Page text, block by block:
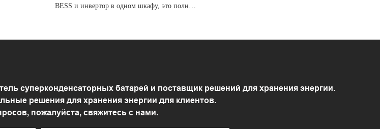
BESS и инвертор в одном шкафу, это полная
суперконденсаторных батарей и поставщик решений для хранения энергии.
решения для хранения энергии для клиентов.
пожалуйста, свяжитесь с нами.